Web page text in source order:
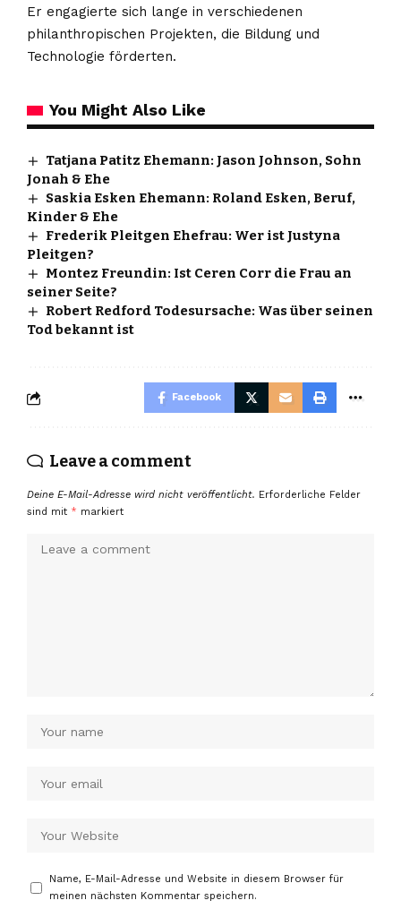
Er engagierte sich lange in verschiedenen
philanthropischen Projekten, die Bildung und
Technologie förderten.
You Might Also Like
Tatjana Patitz Ehemann: Jason Johnson, Sohn
Jonah & Ehe
Saskia Esken Ehemann: Roland Esken, Beruf,
Kinder & Ehe
Frederik Pleitgen Ehefrau: Wer ist Justyna
Pleitgen?
Montez Freundin: Ist Ceren Corr die Frau an
seiner Seite?
Robert Redford Todesursache: Was über seinen
Tod bekannt ist
Facebook
Leave a comment
Deine E-Mail-Adresse wird nicht veröffentlicht. Erforderliche Felder
sind mit * markiert
Name, E-Mail-Adresse und Website in diesem Browser für
meinen nächsten Kommentar speichern.